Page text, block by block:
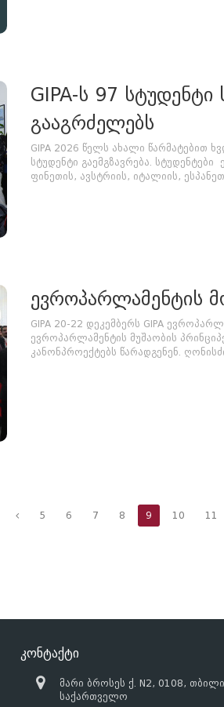
GIPA-ს 97 სტუდენტი
გააგრძელებს
GIPA 2026 წელს ახალი წარმატებით
სტუდენტი გაემგზავრება.
ფინეთის, ავსტრიის, იტალიის,
ევროპარლამენტის
GIPA 20-22 დეკემბერს GIPA
ევროპარლამენტის მუშაობის
კანონპროექტებს წარადგენენ.
5 6 7 8 9 10 11
კონტაქტი
მარი ბროსეს ქ. N2, 0108,
საქართველო